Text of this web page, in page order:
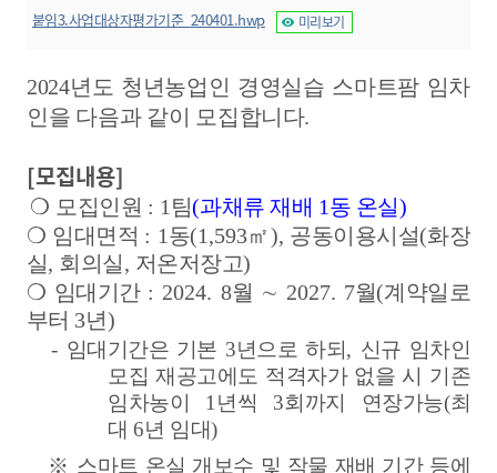
붙임3.사업대상자평가기준_240401.hwp 미리보기
2024년도 청년농업인 경영실습 스마트팜 임차
인을 다음과 같이 모집합니다.
[모집내용]
❍ 모집인원 : 1 팀(과채류 재배 1동 온실)
❍ 임대면적 : 1 동(1,593㎡), 공동이용시설(화장
실, 회의실, 저온저장고)
❍ 임대기간 : 2024. 8월 ∼ 2027. 7월(계약일로
부터 3년)
- 임대기간은 기본 3년으로 하되 , 신규 임차인
모집 재공고에도 적격자가 없을 시 기존
임차농이 1 년씩 3회까지 연장가능(최
대6년 임대)
※ 스마트 온실 개보수 및 작물 재배 기간 등에